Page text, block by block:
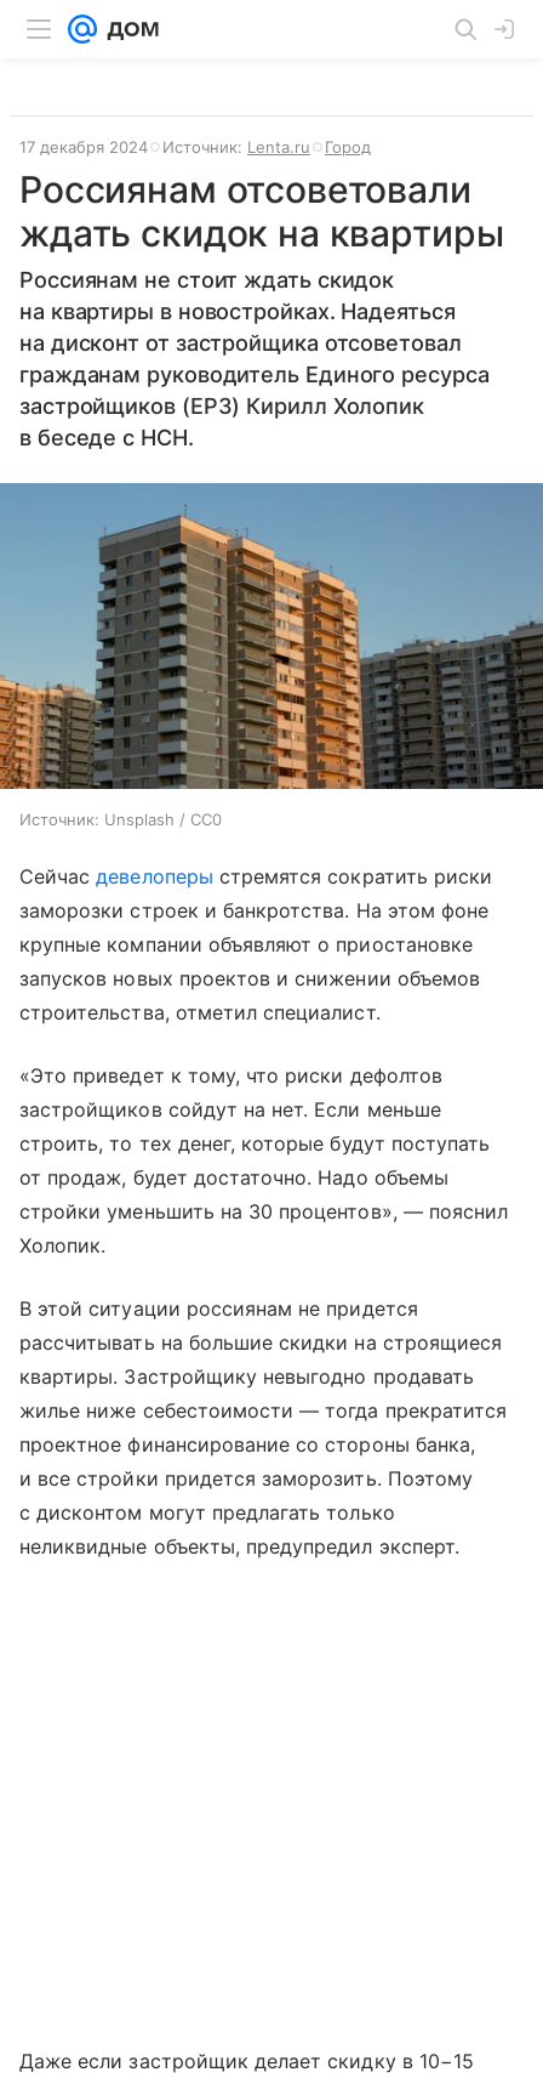
17 декабря 2024 Источник: Lenta.ru Город
Россиянам отсоветовали
ждать скидок на квартиры
Россиянам не стоит ждать скидок
на квартиры в новостройках. Надеяться
на дисконт от застройщика отсоветовал
гражданам руководитель Единого ресурса
застройщиков (ЕРЗ) Кирилл Холопик
в беседе с НСН.
Источник: Unsplash / CC0
Сейчасдевелоперы стремятся сократить риски
заморозки строек и банкротства. На этом фоне
крупные компании объявляют о приостановке
запусков новых проектов и снижении объемов
строительства, отметил специалист.
«Это приведет к тому, что риски дефолтов
застройщиков сойдут на нет. Если меньше
строить, то тех денег, которые будут поступать
от продаж, будет достаточно. Надо объемы
стройки уменьшить на 30 процентов», — пояснил
Холопик.
В этой ситуации россиянам не придется
рассчитывать на большие скидки на строящиеся
квартиры. Застройщику невыгодно продавать
жилье ниже себестоимости — тогда прекратится
проектное финансирование со стороны банка,
и все стройки придется заморозить. Поэтому
с дисконтом могут предлагать только
неликвидные объекты, предупредил эксперт.
Даже если застройщик делает скидку в 10−15